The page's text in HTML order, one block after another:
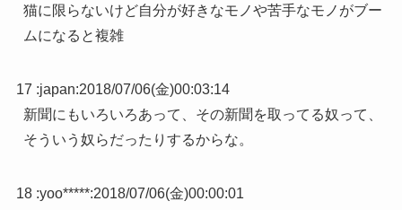
猫に限らないけど自分が好きなモノや苦手なモノがブー
ムになると複雑
17 :japan:2018/07/06(金)00:03:14
新聞にもいろいろあって、その新聞を取ってる奴って、
そういう奴らだったりするからな。
18 :yoo*****:2018/07/06(金)00:00:01